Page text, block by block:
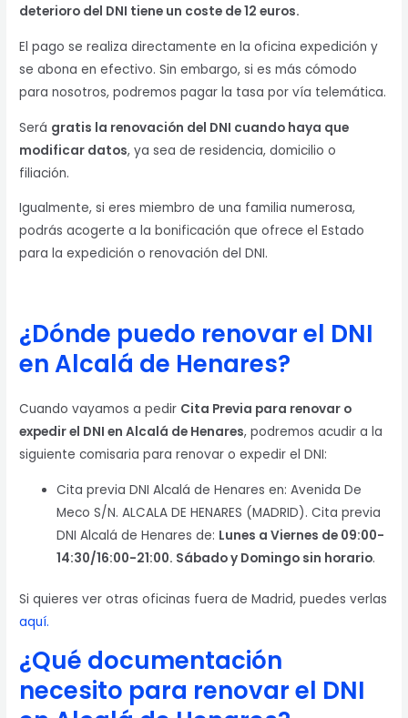
deterioro del DNI tiene un coste de 12 euros.
El pago se realiza directamente en la oficina expedición y
se abona en efectivo. Sin embargo, si es más cómodo
para nosotros, podremos pagar la tasa por vía telemática.
Será gratis la renovación del DNI cuando haya que
modificar datos, ya sea de residencia, domicilio o
filiación.
Igualmente, si eres miembro de una familia numerosa,
podrás acogerte a la bonificación que ofrece el Estado
para la expedición o renovación del DNI.
¿Dónde puedo renovar el DNI
en Alcalá de Henares?
Cuando vayamos a pedir Cita Previa para renovar o
expedir el DNI en Alcalá de Henares, podremos acudir a la
siguiente comisaria para renovar o expedir el DNI:
Cita previa DNI Alcalá de Henares en: Avenida De
Meco S/N. ALCALA DE HENARES (MADRID). Cita previa
DNI Alcalá de Henares de: Lunes a Viernes de 09:00-
14:30/16:00-21:00. Sábado y Domingo sin horario.
Si quieres ver otras oficinas fuera de Madrid, puedes verlas
aquí.
¿Qué documentación
necesito para renovar el DNI